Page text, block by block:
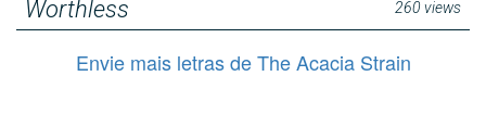
Worthless 260 views
Envie mais letras de The Acacia Strain